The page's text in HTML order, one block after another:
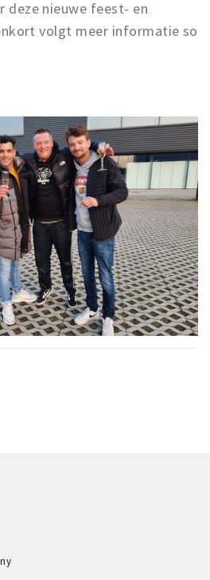
deze nieuwe feest- en
volgt meer informatie so